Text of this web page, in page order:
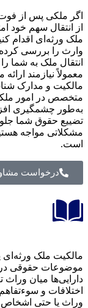
پس از فوت مالک،
سهم خود امتناع
اقدام کنید. در
بررسی کرده و در
ملک به شما را صادر
نیازمند ارائه مدارک
و مدارک شناسایی
در امور ملکی و
افزایش
حقوق شما جلوگیری
مواجه هستید،
مشاوره
ملک ورثه‌ای یکی از
حقوقی در ایران
میان وراث تقسیم
و سوءتفاهم‌ها
حتی اشخاص ثالث